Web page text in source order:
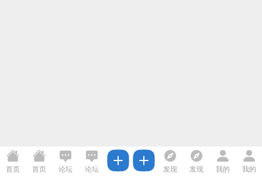
首页 首页 论坛 论坛 发现 发现 我的 我的